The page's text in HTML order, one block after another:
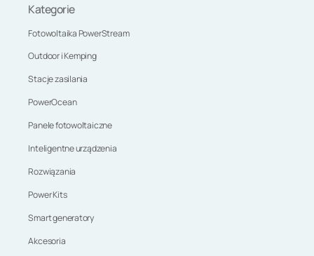
Kategorie
Fotowoltaika PowerStream
Outdoor i Kemping
Stacje zasilania
PowerOcean
Panele fotowoltaiczne
Inteligentne urządzenia
Rozwiązania
Power Kits
Smart generatory
Akcesoria